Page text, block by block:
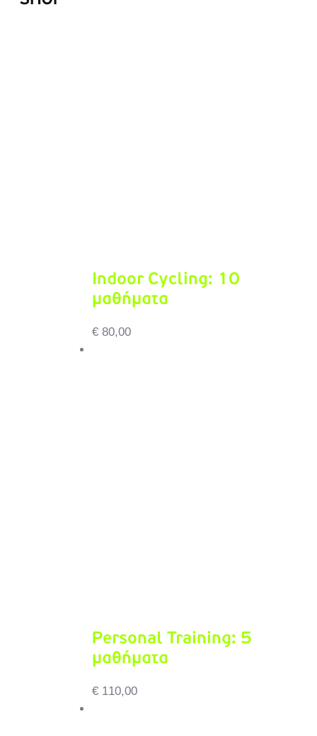
Indoor Cycling: 10
μαθήματα
€ 80,00
Personal Training: 5
μαθήματα
€ 110,00